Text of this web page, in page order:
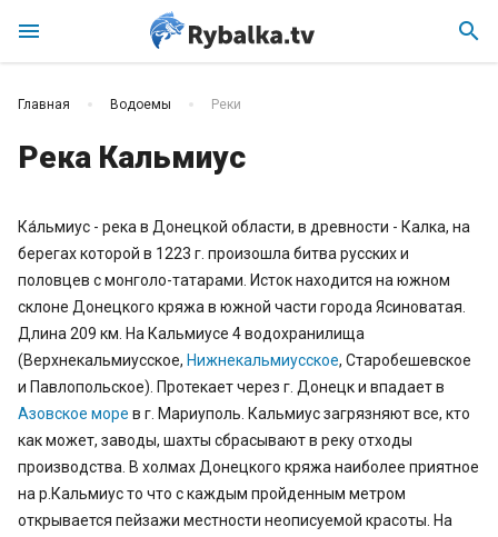
menu search
Главная Водоемы Реки
Река Кальмиус
Ка́льмиус - река в Донецкой области, в древности - Калка, на
берегах которой в 1223 г. произошла битва русских и
половцев с монголо-татарами. Исток находится на южном
склоне Донецкого кряжа в южной части города Ясиноватая.
Длина 209 км. На Кальмиусе 4 водохранилища
(Верхнекальмиусское, Нижнекальмиусское, Старобешевское
и Павлопольское). Протекает через г. Донецк и впадает в
Азовское море в г. Мариуполь. Кальмиус загрязняют все, кто
как может, заводы, шахты сбрасывают в реку отходы
производства. В холмах Донецкого кряжа наиболее приятное
на р.Кальмиус то что с каждым пройденным метром
открывается пейзажи местности неописуемой красоты. На